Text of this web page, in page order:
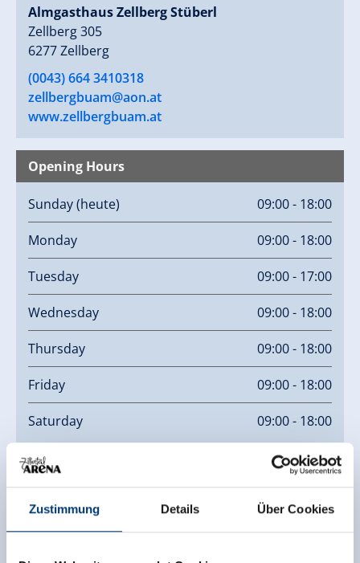
Zustimmung Details Über Cookies
Almgasthaus Zellberg Stüberl
Zellberg 305
6277 Zellberg
(0043) 664 3410318
zellbergbuam@aon.at
www.zellbergbuam.at
Opening Hours
Sunday(heute) 09:00 - 18:00
Monday 09:00 - 18:00
Tuesday 09:00 - 17:00
Wednesday 09:00 - 18:00
Thursday 09:00 - 18:00
Friday 09:00 - 18:00
Saturday 09:00 - 18:00
Links
Homepage